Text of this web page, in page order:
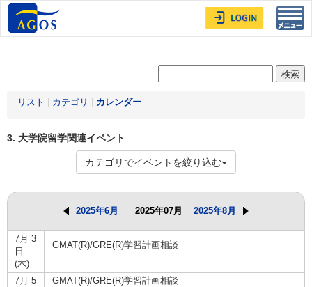
リスト カテゴリ カレンダー
3. 大学院留学関連イベント
カテゴリでイベントを絞り込む
2025年6月 2025年07月 2025年8月
7月 3
日
(木)
GMAT(R)/GRE(R)学習計画相談
7月 5
GMAT(R)/GRE(R)学習計画相談